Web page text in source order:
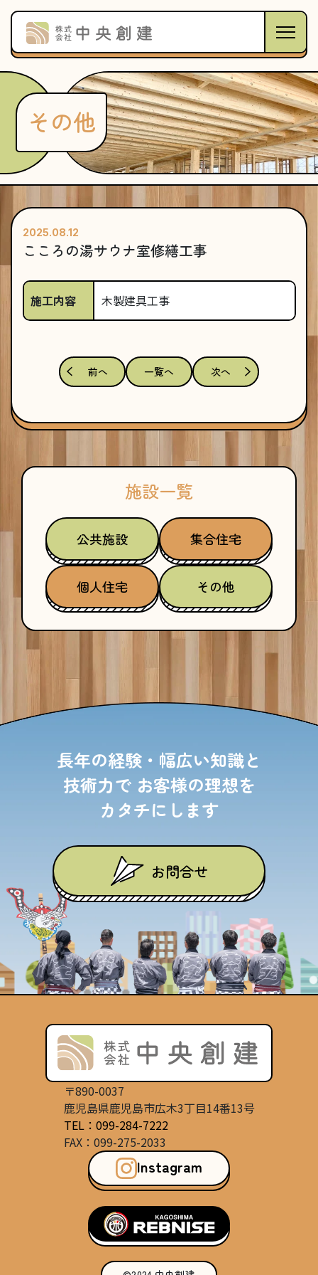
その他
2025.08.12
こころの湯サウナ室修繕工事
施工内容 木製建具工事
前へ 一覧へ 次へ
施設一覧
公共施設 集合住宅
個人住宅 その他
長年の経験・幅広い知識と
技術力でお客様の理想を
カタチにします
お問合せ
〒890-0037
鹿児島県鹿児島市広木3丁目14番13号
TEL：099-284-7222
FAX：099-275-2033
Instagram